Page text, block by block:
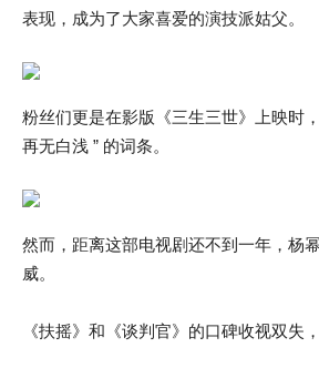
表现，成为了大家喜爱的演技派姑父。
粉丝们更是在影版《三生三世》上映时
再无白浅 ” 的词条。
然而，距离这部电视剧还不到一年，杨
威。
《扶摇》和《谈判官》的口碑收视双失，